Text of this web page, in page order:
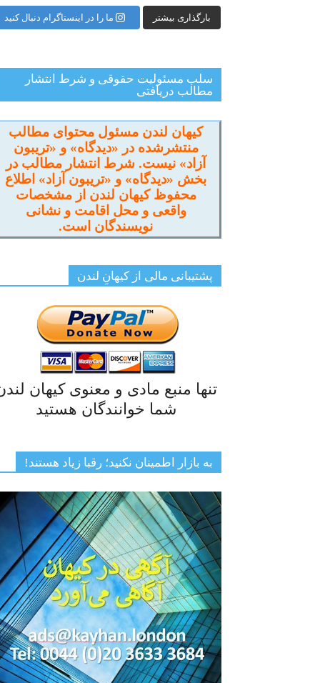
بارگذاری بیشتر ما را در اینستاگرام دنبال کنید
سلب مسئولیت حقوقی و شرط انتشار
مطالب دریافتی
کیهان لندن مسئول محتوای مطالب
منتشرشده در «دیدگاه» و «تریبون
آزاد» نیست. شرط انتشار مطالب در
بخش «دیدگاه» و «تریبون آزاد» اطلاع
محفوظ کیهان لندن از مشخصات
واقعی و محل اقامت و نشانی
نویسندگان است.
پشتیبانی مالی از کیهانِ لندن
تنها منبع مادی و معنوی کیهان
شما خوانندگان هستید
به بازار اطمینان نکنید؛ رقبا زیاد هستند!